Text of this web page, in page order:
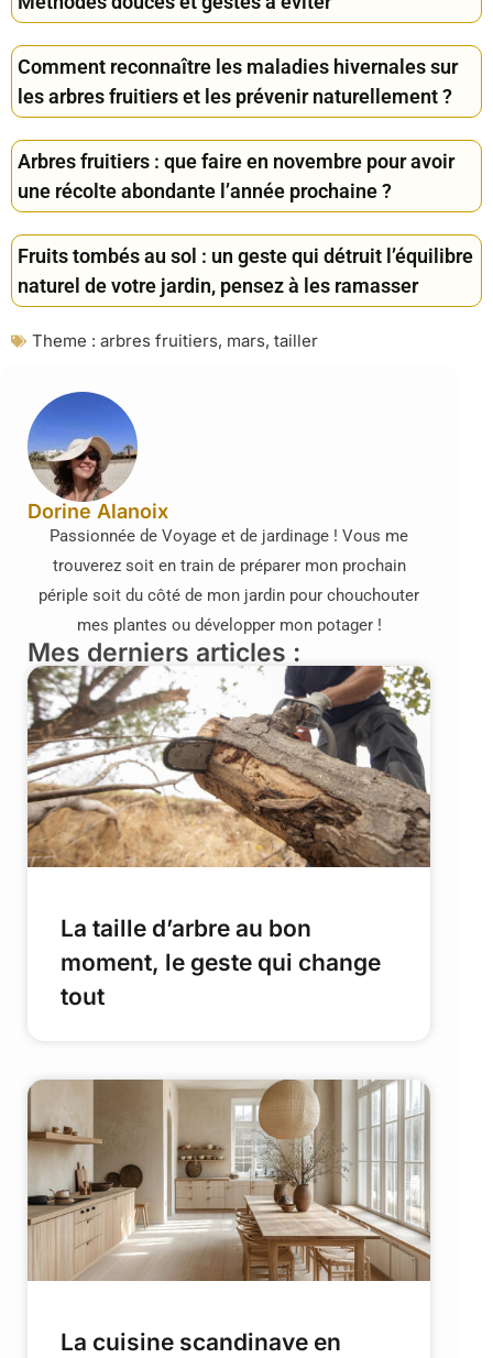
Comment reconnaître les maladies hivernales sur
les arbres fruitiers et les prévenir naturellement ?
Arbres fruitiers : que faire en novembre pour avoir
une récolte abondante l’année prochaine ?
Fruits tombés au sol : un geste qui détruit l’équilibre
naturel de votre jardin, pensez à les ramasser
Theme : arbres fruitiers, mars, tailler
Dorine Alanoix
Passionnée de Voyage et de jardinage ! Vous me
trouverez soit en train de préparer mon prochain
périple soit du côté de mon jardin pour chouchouter
mes plantes ou développer mon potager !
Mes derniers articles :
La taille d’arbre au bon
moment, le geste qui change
tout
La cuisine scandinave en